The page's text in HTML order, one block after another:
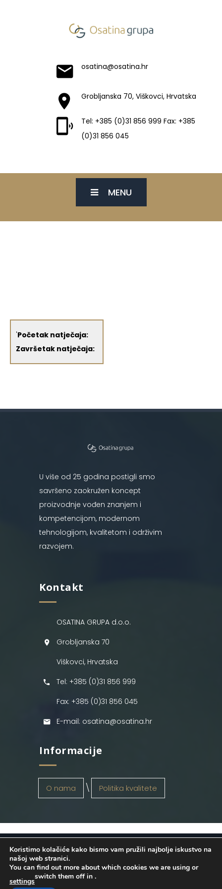
osatina@osatina.hr
Grobljanska 70, Viškovci, Hrvatska
Tel: +385 (0)31 856 999 Fax: +385
(0)31 856 045
MENU
'Početak natječaja:
Završetak natječaja:
U više od 25 godina postigli smo
savršeno zaokružen koncept
proizvodnje vođen znanjem i
kompetencijom, modernom
tehnologijom, kvalitetom i održivim
razvojem.
Kontakt
OSATINA GRUPA d.o.o.
Grobljanska 70
Viškovci, Hrvatska
Tel: +385 (0)31 856 999
Fax: +385 (0)31 856 045
E-mail: osatina@osatina.hr
Informacije
O nama Politika kvalitete
OSATINA GRUPA d.o.o. 2026
. Configured
byINFOS Osijek. Sva prava pridržana.
Koristimo kolačiće kako bismo vam pružili najbolje iskustvo na
našoj web stranici.
You can find out more about which cookies we are using or
switch them off in
settings
.